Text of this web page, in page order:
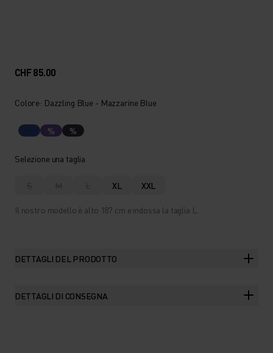
CHF 85.00
Colore: Dazzling Blue - Mazzarine Blue
% %
Selezione una taglia
S M L XL XXL
Il nostro modello è alto 187 cm e indossa la taglia L.
DETTAGLI DEL PRODOTTO
DETTAGLI DI CONSEGNA